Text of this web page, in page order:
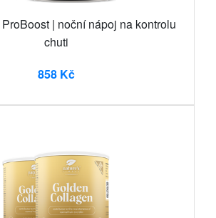
| noční nápoj na kontrolu
chuti
858 Kč